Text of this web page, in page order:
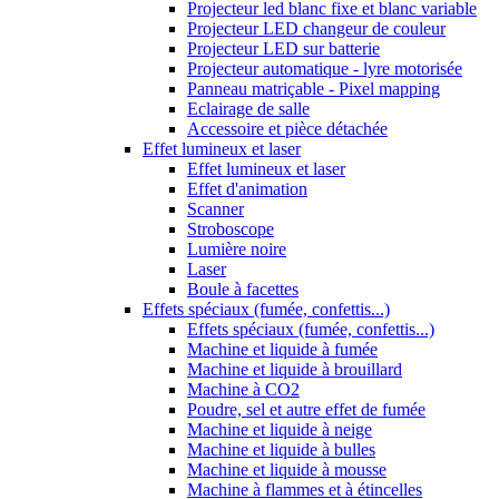
Projecteur led blanc fixe et blanc variable
Projecteur LED changeur de couleur
Projecteur LED sur batterie
Projecteur automatique - lyre motorisée
Panneau matriçable - Pixel mapping
Eclairage de salle
Accessoire et pièce détachée
Effet lumineux et laser
Effet lumineux et laser
Effet d'animation
Scanner
Stroboscope
Lumière noire
Laser
Boule à facettes
Effets spéciaux (fumée, confettis...)
Effets spéciaux (fumée, confettis...)
Machine et liquide à fumée
Machine et liquide à brouillard
Machine à CO2
Poudre, sel et autre effet de fumée
Machine et liquide à neige
Machine et liquide à bulles
Machine et liquide à mousse
Machine à flammes et à étincelles